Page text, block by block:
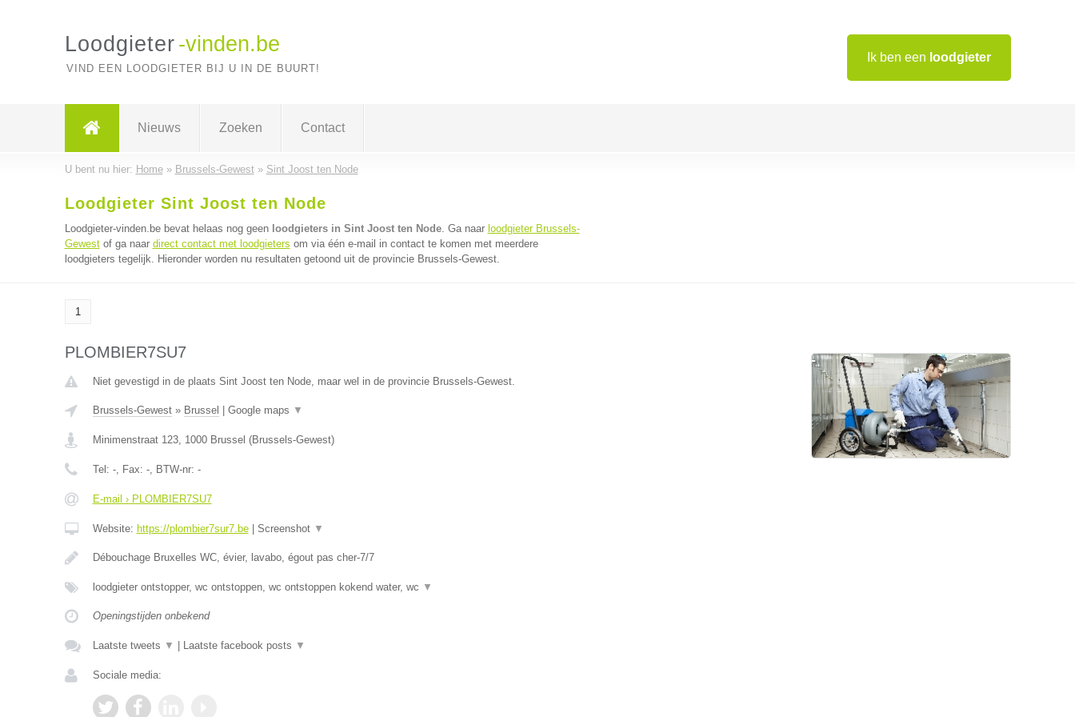
Ik ben een loodgieter
Loodgieter -vinden.be
VIND EEN LOODGIETER BIJ U IN DE BUURT!
Nieuws Zoeken Contact
U bent nu hier: Home» Brussels-Gewest» Sint Joost ten Node
Loodgieter Sint Joost ten Node
Loodgieter-vinden.be bevat helaas nog geen loodgieters in Sint Joost ten Node. Ga naar loodgieter Brussels-
Gewestof ga naar direct contact met loodgieters om via één e-mail in contact te komen met meerdere
loodgieters tegelijk. Hieronder worden nu resultaten getoond uit de provincie Brussels-Gewest.
1
PLOMBIER7SU7
Niet gevestigd in de plaats Sint Joost ten Node, maar wel in de provincie Brussels-Gewest.
Brussels-Gewest» Brussel Google maps ▼
Minimenstraat 123, 1000 Brussel (Brussels-Gewest)
Tel: -, Fax: -, BTW-nr: -
E-mail › PLOMBIER7SU7
Website: https://plombier7sur7.be| Screenshot ▼
Débouchage Bruxelles WC, évier, lavabo, égout pas cher-7/7
loodgieter ontstopper, wc ontstoppen, wc ontstoppen kokend water, wc ▼
Openingstijden onbekend
Laatste tweets ▼ Laatste facebook posts ▼
Sociale media: